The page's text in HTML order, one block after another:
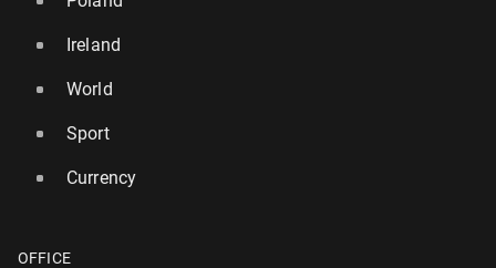
Ireland
World
Sport
Currency
OFFICE